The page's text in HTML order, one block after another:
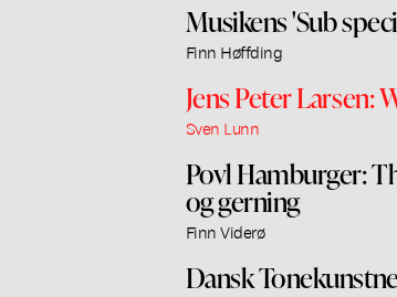
Musikens 'Sub
Finn Høffding
Jens Peter Larsen:
Sven Lunn
Povl Hamburger:
og gerning
Finn Viderø
Dansk